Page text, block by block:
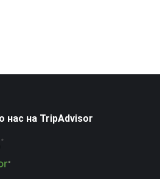
нас на TripAdvisor